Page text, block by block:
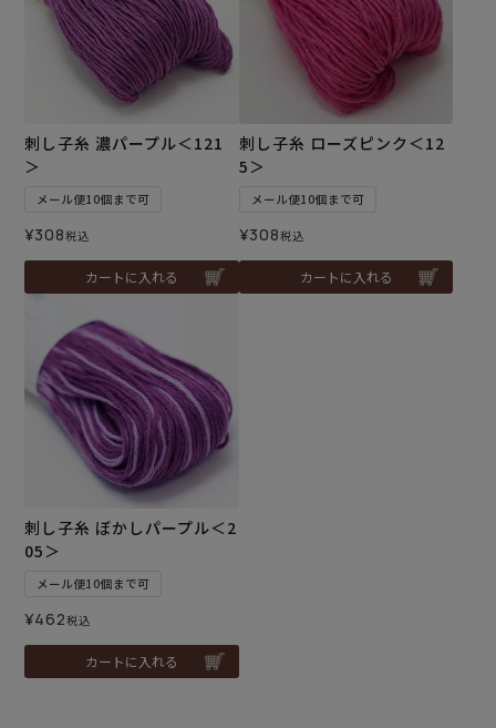
刺し子糸 濃パープル＜121
＞
メール便10個まで可
¥308税込
カートに入れる
刺し子糸 ローズピンク＜12
5＞
メール便10個まで可
¥308税込
カートに入れる
刺し子糸 ぼかしパープル＜2
05＞
メール便10個まで可
¥462税込
カートに入れる